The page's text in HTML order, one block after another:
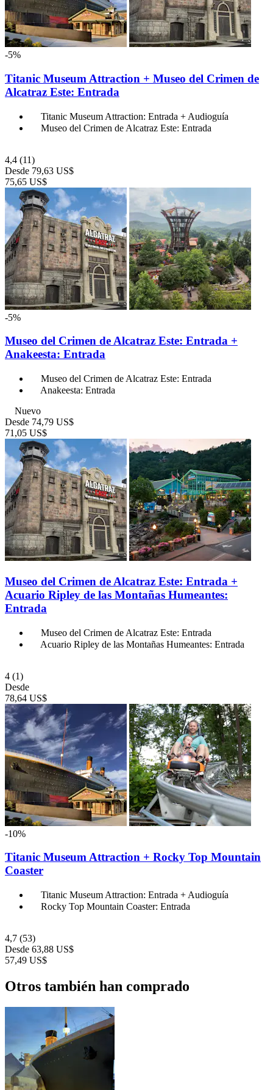
-5%
Titanic Museum Attraction + Museo del Crimen de
Alcatraz Este: Entrada
Titanic Museum Attraction: Entrada + Audioguía
Museo del Crimen de Alcatraz Este: Entrada
4,4 (11)
Desde 79,63 US$
75,65 US$
-5%
Museo del Crimen de Alcatraz Este: Entrada +
Anakeesta: Entrada
Museo del Crimen de Alcatraz Este: Entrada
Anakeesta: Entrada
Nuevo
Desde 74,79 US$
71,05 US$
Museo del Crimen de Alcatraz Este: Entrada +
Acuario Ripley de las Montañas Humeantes:
Entrada
Museo del Crimen de Alcatraz Este: Entrada
Acuario Ripley de las Montañas Humeantes: Entrada
4 (1)
Desde
78,64 US$
-10%
Titanic Museum Attraction + Rocky Top Mountain
Coaster
Titanic Museum Attraction: Entrada + Audioguía
Rocky Top Mountain Coaster: Entrada
4,7 (53)
Desde 63,88 US$
57,49 US$
Otros también han comprado